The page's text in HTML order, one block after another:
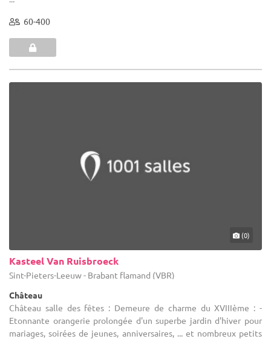
60-400
(0)
Kasteel Van Ruisbroeck
Sint-Pieters-Leeuw - Brabant flamand (VBR)
Château
Château salle des fêtes : Demeure de charme du XVIIIème : -
Etonnante orangerie prolongée d'un superbe jardin d'hiver pour
mariages, soirées de jeunes, anniversaires, ... et nombreux petits